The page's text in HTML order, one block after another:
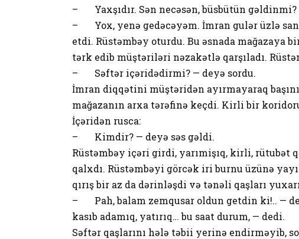
– Yaxşıdır. Sən necəsən, büsbütün gəldinmi?
– Yox, yenə gedəcəyəm. İmran gulər üzlə
etdi. Rüstəmbəy oturdu. Bu əsnada mağazaya
tərk edib müştəriləri nəzakətlə qarşıladı.
– Səftər içəridədirmi? — deyə sordu.
İmran diqqətini müştəridən ayırmayaraq
mağazanın arxa tərəfinə keçdi. Kirli bir
İçəridən rusca:
– Kimdir? — deyə səs gəldi.
Rüstəmbəy içəri girdi, yarımişıq, kirli, rütubət
qalxdı. Rüstəmbəyi görcək iri burnu üzünə
qırış bir az da dərinləşdi və tənəli qaşları
– Pah, balam zemqusar oldun getdin ki!.. —
kasıb adamıq, yatırıq… bu saat durum, — dedi.
Səftər qaşlarını hələ təbii yerinə endirməyib,